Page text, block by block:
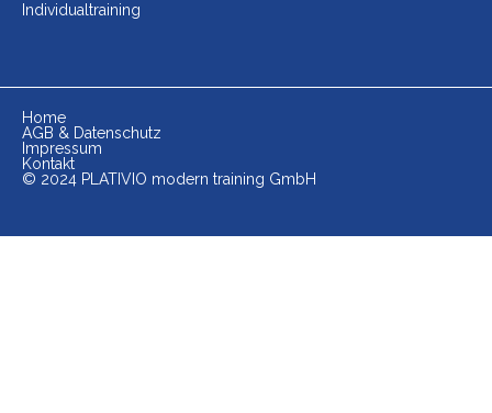
Individualtraining
Home
AGB & Datenschutz
Impressum
Kontakt
© 2024 PLATIVIO modern training GmbH